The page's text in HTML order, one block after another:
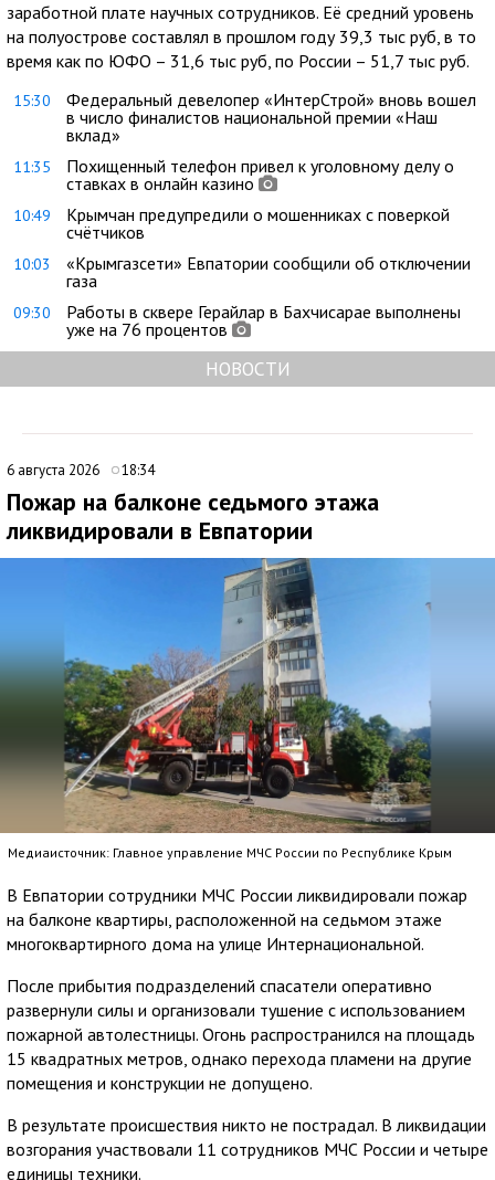
заработной плате научных сотрудников. Её средний уровень
на полуострове составлял в прошлом году 39,3 тыс руб, в то
время как по ЮФО – 31,6 тыс руб, по России – 51,7 тыс руб.
15:30
Федеральный девелопер «ИнтерСтрой» вновь вошел
в число финалистов национальной премии «Наш
вклад»
11:35
Похищенный телефон привел к уголовному делу о
ставках в онлайн казино
10:49
Крымчан предупредили о мошенниках с поверкой
счётчиков
10:03
«Крымгазсети» Евпатории сообщили об отключении
газа
09:30
Работы в сквере Герайлар в Бахчисарае выполнены
уже на 76 процентов
НОВОСТИ
6 августа 2026 18:34
Пожар на балконе седьмого этажа
ликвидировали в Евпатории
Медиаисточник: Главное управление МЧС России по Республике Крым
В Евпатории сотрудники МЧС России ликвидировали пожар
на балконе квартиры, расположенной на седьмом этаже
многоквартирного дома на улице Интернациональной.
После прибытия подразделений спасатели оперативно
развернули силы и организовали тушение с использованием
пожарной автолестницы. Огонь распространился на площадь
15 квадратных метров, однако перехода пламени на другие
помещения и конструкции не допущено.
В результате происшествия никто не пострадал. В ликвидации
возгорания участвовали 11 сотрудников МЧС России и четыре
единицы техники.